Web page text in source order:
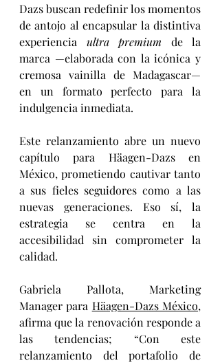
Dazs buscan redefinir los momentos
de antojo al encapsular la distintiva
experiencia ultra premium de la
marca —elaborada con la icónica y
cremosa vainilla de Madagascar—
en un formato perfecto para la
indulgencia inmediata.
Este relanzamiento abre un nuevo
capítulo para Häagen-Dazs en
México, prometiendo cautivar tanto
a sus fieles seguidores como a las
nuevas generaciones. Eso sí, la
estrategia se centra en la
accesibilidad sin comprometer la
calidad.
Gabriela Pallota, Marketing
Manager para Häagen-Dazs México,
afirma que la renovación responde a
las tendencias; “Con este
relanzamiento del portafolio de